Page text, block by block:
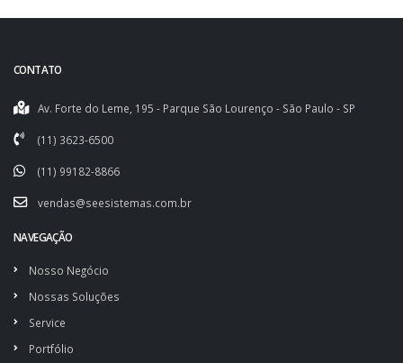
CONTATO
Av. Forte do Leme, 195 - Parque São Lourenço - São Paulo - SP
(11) 3623-6500
(11) 99182-8866
vendas@seesistemas.com.br
NAVEGAÇÃO
Nosso Negócio
Nossas Soluções
Service
Portfólio